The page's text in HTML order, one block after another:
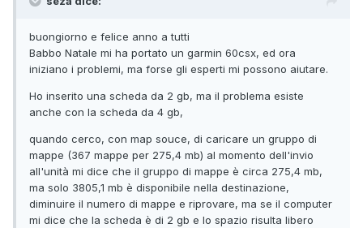
buongiorno e felice anno a tutti
Babbo Natale mi ha portato un garmin 60csx, ed ora
iniziano i problemi, ma forse gli esperti mi possono aiutare.
Ho inserito una scheda da 2 gb, ma il problema esiste
anche con la scheda da 4 gb,
quando cerco, con map souce, di caricare un gruppo di
mappe (367 mappe per 275,4 mb) al momento dell'invio
all'unità mi dice che il gruppo di mappe è circa 275,4 mb,
ma solo 3805,1 mb è disponibile nella destinazione,
diminuire il numero di mappe e riprovare, ma se il computer
mi dice che la scheda è di 2 gb e lo spazio risulta libero